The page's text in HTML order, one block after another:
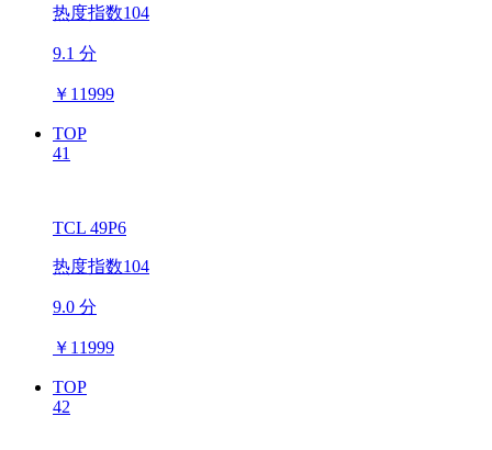
热度指数104
9.1 分
￥ 11999
TOP
41
TCL 49P6
热度指数104
9.0 分
￥ 11999
TOP
42